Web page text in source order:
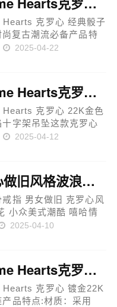
克罗心 经典骰子
复古潮流必备产品特
点：经典骰子吊坠设
的魅力。吊坠正面和
2025-04-22
Chrome Hearts克罗心22K金色水滴火焰十字架吊坠
克罗心 22K金色
十字架吊坠这款克罗心
滴火焰十字架吊坠是经
品牌的卓越工艺...
2025-04-12
克罗心做旧风格波浪花嘻哈情侣对戒
戒指 男女做旧 克罗心风
小众美式潮酷 嘻哈情
特点:设计灵感：这款
花设计精致、细腻...
2025-04-10
Chrome Hearts克罗心镀金22K镶石项链
克罗心 镀金22K
品特点:材质：采用